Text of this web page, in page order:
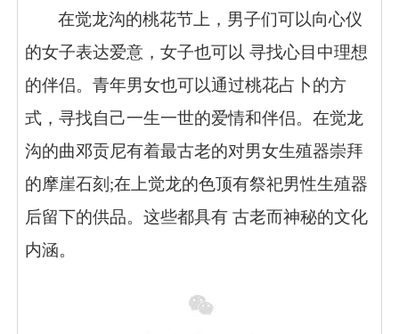
在觉龙沟的桃花节上，男子们可以向心仪
的女子表达爱意，女子也可以 寻找心目中理想
的伴侣。青年男女也可以通过桃花占卜的方
式，寻找自己一生一世的爱情和伴侣。在觉龙
沟的曲邓贡尼有着最古老的对男女生殖器崇拜
的摩崖石刻;在上觉龙的色顶有祭祀男性生殖器
后留下的供品。这些都具有 古老而神秘的文化
内涵。